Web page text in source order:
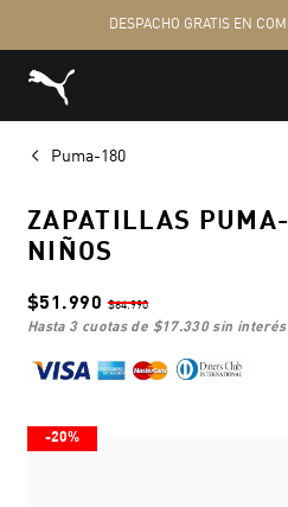
Puma-180
ZAPATILLAS
NIÑOS
$51.990 $64.990
hasta 3 cuotas de $17.330sin interés
-20%